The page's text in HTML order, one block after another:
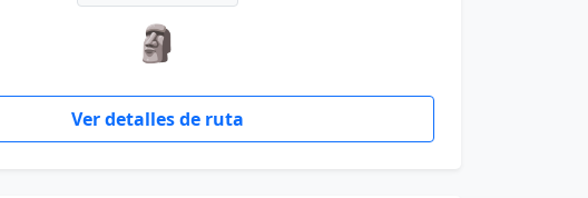
🗿
Ver detalles de ruta